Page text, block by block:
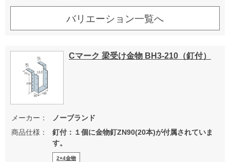
バリエーション一覧へ
Cマーク 梁受け金物 BH3-210（釘付）
メーカー：
ノーブランド
商品仕様：
釘付：１個に金物釘ZN90(20本)が付属されていま
す。
2×4金物